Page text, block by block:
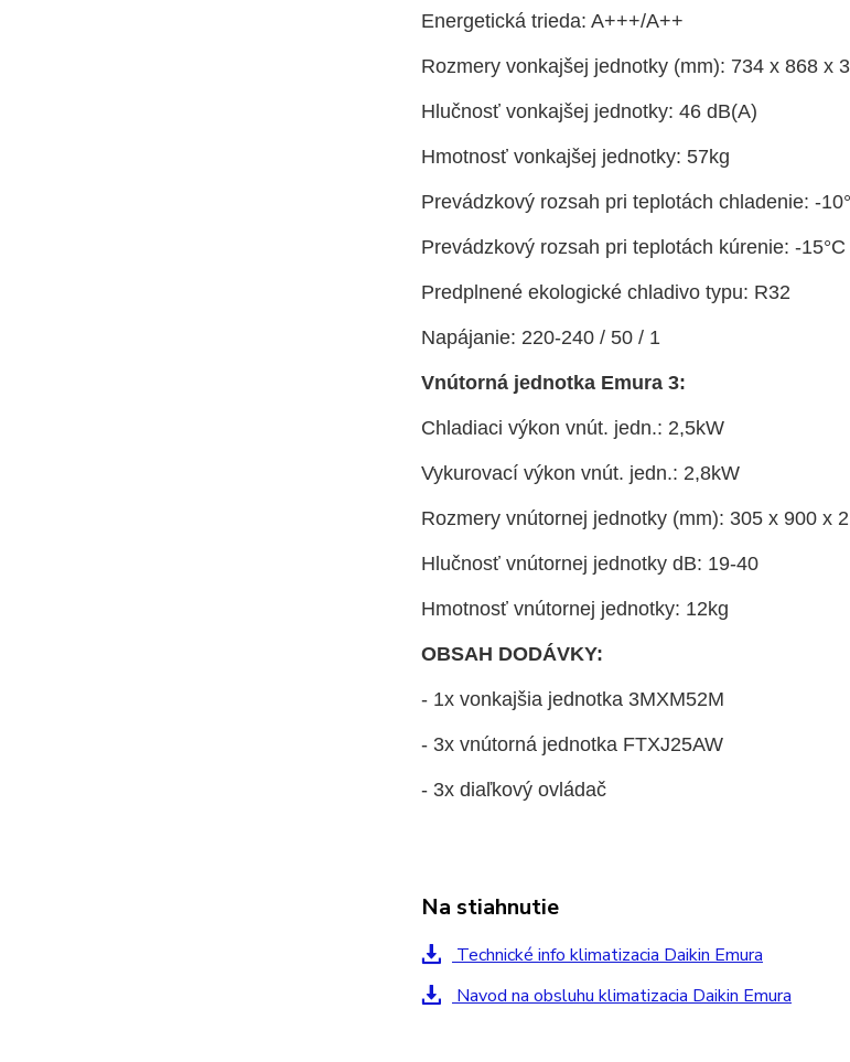
Energetická trieda: A+++/A++
Rozmery vonkajšej jednotky (mm): 734 x 868 x
Hlučnosť vonkajšej jednotky: 46 dB(A)
Hmotnosť vonkajšej jednotky: 57kg
Prevádzkový rozsah pri teplotách chladenie: -
Prevádzkový rozsah pri teplotách kúrenie: -
Predplnené ekologické chladivo typu: R32
Napájanie: 220-240 / 50 / 1
Vnútorná jednotka Emura 3:
Chladiaci výkon vnút. jedn.: 2,5kW
Vykurovací výkon vnút. jedn.: 2,8kW
Rozmery vnútornej jednotky (mm): 305 x 900 x
Hlučnosť vnútornej jednotky dB: 19-40
Hmotnosť vnútornej jednotky: 12kg
OBSAH DODÁVKY:
- 1x vonkajšia jednotka 3MXM52M
- 3x vnútorná jednotka FTXJ25AW
- 3x diaľkový ovládač
Na stiahnutie
Technické info klimatizacia Daikin Emura
Navod na obsluhu klimatizacia Daikin Emura